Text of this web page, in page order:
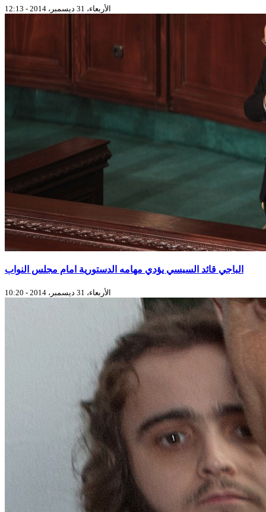
الأربعاء، 31 ديسمبر، 2014 - 12:13
الباجي قائد السبسي يؤدي مهامه الدستورية امام مجلس النواب
الأربعاء، 31 ديسمبر، 2014 - 10:20